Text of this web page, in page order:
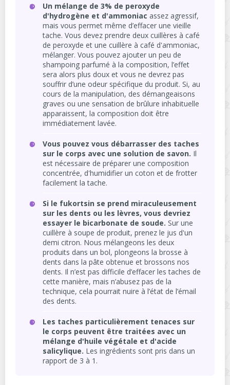
Un mélange de 3% de peroxyde
d'hydrogène et d'ammoniac assez agressif,
mais vous permet même d’effacer une vieille
tache. Vous devez prendre deux cuillères à café
de peroxyde et une cuillère à café d'ammoniac,
mélanger. Vous pouvez ajouter un peu de
shampoing parfumé à la composition, l’effet
sera alors plus doux et vous ne devrez pas
souffrir d’une odeur spécifique du produit. Si, au
cours de la manipulation, des démangeaisons
graves ou une sensation de brûlure inhabituelle
apparaissent, la composition doit être
immédiatement lavée.
Vous pouvez vous débarrasser des taches
sur le corps avec une solution de savon. Il
est nécessaire de préparer une composition
concentrée, d'humidifier un coton et de frotter
facilement la tache.
Si le fukortsin se prend miraculeusement
sur les dents ou les lèvres, vous devriez
essayer le bicarbonate de soude. Sur une
cuillère à soupe de produit, prenez le jus d'un
demi citron. Nous mélangeons les deux
produits dans un bol, plongeons la brosse à
dents dans la pâte obtenue et brossons nos
dents. Il n’est pas difficile d’effacer les taches de
cette manière, mais n’abusez pas de la
technique, cela pourrait nuire à l’état de l’émail
des dents.
Les taches particulièrement tenaces sur
le corps peuvent être traitées avec un
mélange d'huile végétale et d'acide
salicylique. Les ingrédients sont pris dans un
rapport de 3 à 1.